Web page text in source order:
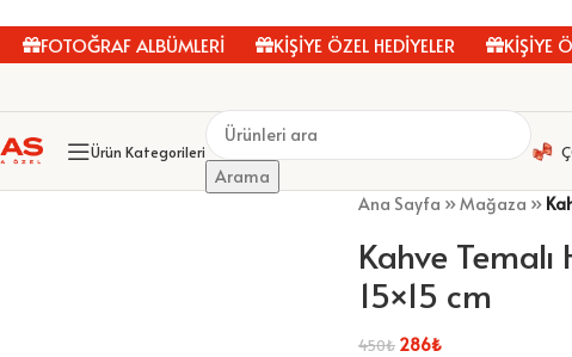
FOTOĞRAF ALBÜMLERİ KİŞİYE ÖZEL HEDİYELER KİŞİYE
Ürün Kategorileri
Arama
Ana Sayfa »Mağaza »
Kahve
15×15 cm
450₺ 286₺